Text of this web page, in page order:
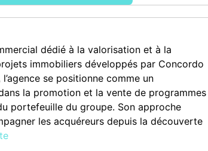
dédié à la valorisation et à la
immobiliers développés par Concordo
se positionne comme un
la promotion et la vente de programmes
portefeuille du groupe. Son approche
les acquéreurs depuis la découverte